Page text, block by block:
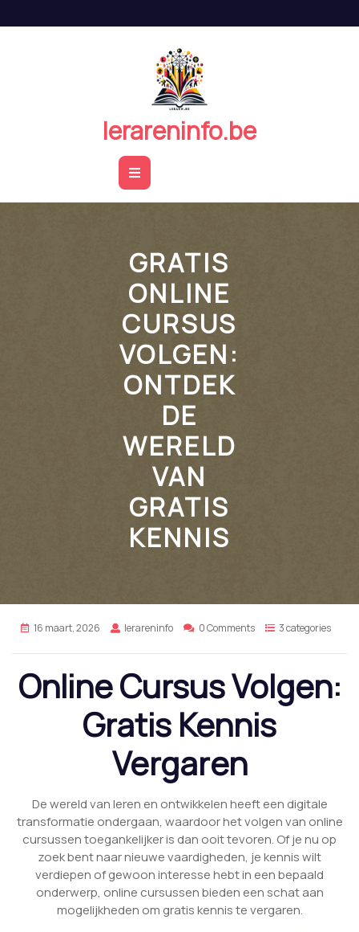
de
lerareninfo.be
Open
Button
GRATIS
ONLINE
CURSUS
VOLGEN:
ONTDEK
DE
WERELD
VAN
GRATIS
KENNIS
16 maart, 2026 lerareninfo 0 Comments 3 categories
Online Cursus Volgen:
Gratis Kennis
Vergaren
De wereld van leren en ontwikkelen heeft een digitale
transformatie ondergaan, waardoor het volgen van online
cursussen toegankelijker is dan ooit tevoren. Of je nu op
zoek bent naar nieuwe vaardigheden, je kennis wilt
verdiepen of gewoon interesse hebt in een bepaald
onderwerp, online cursussen bieden een schat aan
mogelijkheden om gratis kennis te vergaren.